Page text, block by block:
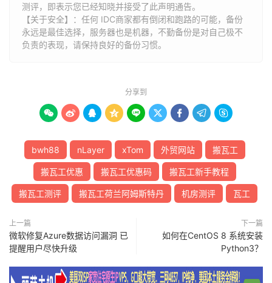
测评，即表示您已经知晓并接受了此声明通告。
【关于安全】：任何 IDC商家都有倒闭和跑路的可能，备份
永远是最佳选择，服务器也是机器，不勤备份是对自己极不
负责的表现，请保持良好的备份习惯。
分享到
        
bwh88 nLayer xTom 外贸网站 搬瓦工
搬瓦工优惠 搬瓦工优惠码 搬瓦工新手教程
搬瓦工测评 搬瓦工荷兰阿姆斯特丹 机房测评 瓦工
上一篇
微软修复Azure数据访问漏洞 已
提醒用户尽快升级
下一篇
如何在CentOS 8 系统安装
Python3？